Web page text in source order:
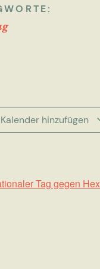
hinzufügen
Tag gegen